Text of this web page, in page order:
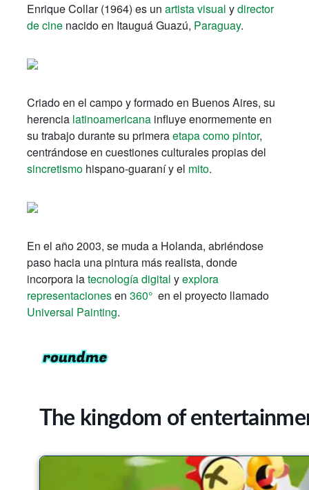
Enrique Collar (1964) es un artista visual ydirector
de cine nacido en Itauguá Guazú, Paraguay.
Criado en el campo y formado en Buenos Aires, su
herencia latinoamericana influye enormemente en
su trabajo durante su primeraetapa como pintor,
centrándose en cuestiones culturales propias del
sincretismo hispano-guaraní y el mito.
En el año 2003, se muda a Holanda, abriéndose
paso hacia una pintura más realista, donde
incorpora latecnología digital yexplora
representacionesen 360° en el proyecto llamado
Universal Painting.